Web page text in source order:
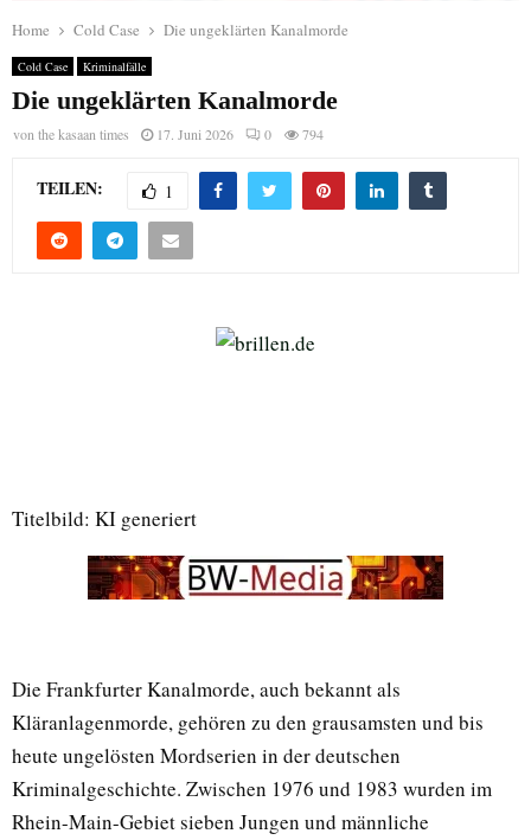
Home Cold Case Die ungeklärten Kanalmorde
Cold Case Kriminalfälle
Die ungeklärten Kanalmorde
von the kasaan times 17. Juni 2026 0 794
TEILEN: 1
Titelbild: KI generiert
Die Frankfurter Kanalmorde, auch bekannt als
Kläranlagenmorde, gehören zu den grausamsten und bis
heute ungelösten Mordserien in der deutschen
Kriminalgeschichte. Zwischen 1976 und 1983 wurden im
Rhein-Main-Gebiet sieben Jungen und männliche